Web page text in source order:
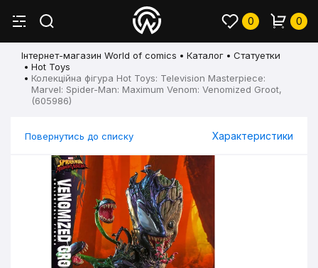
0 0
Інтернет-магазин World of comics Каталог
Статуетки
Hot Toys
Колекційна фігура Hot Toys: Television Masterpiece:
Marvel: Spider-Man: Maximum Venom: Venomized Groot,
(605986)
Повернутись до списку Характеристики